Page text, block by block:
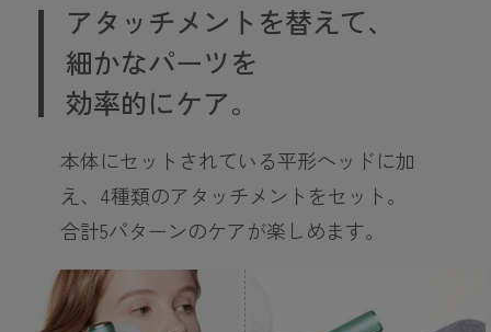
アタッチメントを替えて、
細かなパーツを
効率的にケア。
本体にセットされている平形ヘッドに加
え、4種類のアタッチメントをセット。
合計5パターンのケアが楽しめます。